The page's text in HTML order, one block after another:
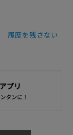
履歴を残さない